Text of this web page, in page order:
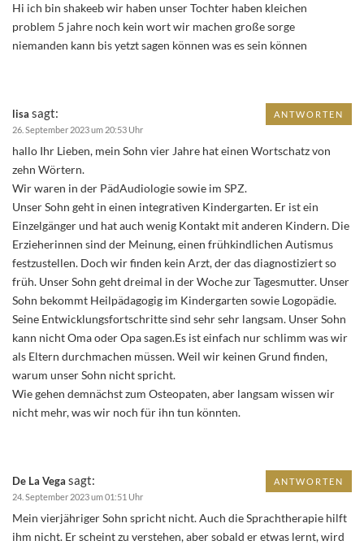
Hi ich bin shakeeb wir haben unser Tochter haben kleichen
problem 5 jahre noch kein wort wir machen große sorge
niemanden kann bis yetzt sagen können was es sein können
lisa sagt:
26. September 2023 um 20:53 Uhr
hallo Ihr Lieben, mein Sohn vier Jahre hat einen Wortschatz von
zehn Wörtern.
Wir waren in der PädAudiologie sowie im SPZ.
Unser Sohn geht in einen integrativen Kindergarten. Er ist ein
Einzelgänger und hat auch wenig Kontakt mit anderen Kindern. Die
Erzieherinnen sind der Meinung, einen frühkindlichen Autismus
festzustellen. Doch wir finden kein Arzt, der das diagnostiziert so
früh. Unser Sohn geht dreimal in der Woche zur Tagesmutter. Unser
Sohn bekommt Heilpädagogig im Kindergarten sowie Logopädie.
Seine Entwicklungsfortschritte sind sehr sehr langsam. Unser Sohn
kann nicht Oma oder Opa sagen.Es ist einfach nur schlimm was wir
als Eltern durchmachen müssen. Weil wir keinen Grund finden,
warum unser Sohn nicht spricht.
Wie gehen demnächst zum Osteopaten, aber langsam wissen wir
nicht mehr, was wir noch für ihn tun könnten.
ANTWORTEN
De La Vega sagt:
24. September 2023 um 01:51 Uhr
Mein vierjähriger Sohn spricht nicht. Auch die Sprachtherapie hilft
ihm nicht. Er scheint zu verstehen, aber sobald er etwas lernt, wird
ANTWORTEN